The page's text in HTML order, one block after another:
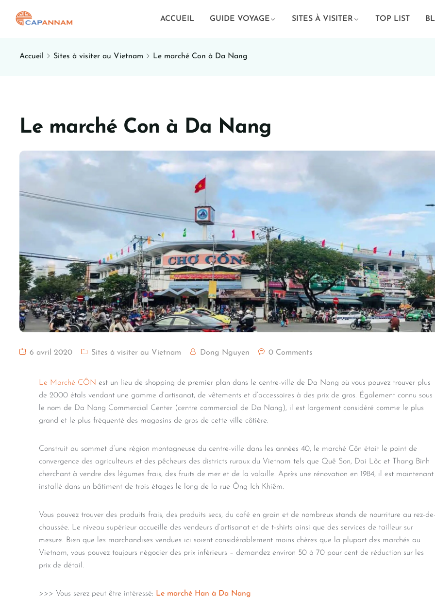
ACCUEIL GUIDE VOYAGE SITES À VISITER TOP LIST
Accueil Sites à visiter au Vietnam Le marché Con à Da Nang
Le marché Con à Da Nang
6 avril 2020 Sites à visiter au Vietnam Dong Nguyen 0 Comments
Le Marché CÔN est un lieu de shopping de premier plan dans le centre-ville de Da Nang où vous pouvez trouver plus
de 2000 étals vendant une gamme d’artisanat, de vêtements et d’accessoires à des prix de gros. Également connu sous
le nom de Da Nang Commercial Center (centre commercial de Da Nang), il est largement considéré comme le plus
grand et le plus fréquenté des magasins de gros de cette ville côtière.
Construit au sommet d’une région montagneuse du centre-ville dans les années 40, le marché Côn était le point de
convergence des agriculteurs et des pêcheurs des districts ruraux du Vietnam tels que Quê Son, Dai Lôc et Thang Binh
cherchant à vendre des légumes frais, des fruits de mer et de la volaille. Après une rénovation en 1984, il est maintenant
installé dans un bâtiment de trois étages le long de la rue Ông Ich Khiêm.
Vous pouvez trouver des produits frais, des produits secs, du café en grain et de nombreux stands de nourriture au rez-
chaussée. Le niveau supérieur accueille des vendeurs d’artisanat et de t-shirts ainsi que des services de tailleur sur
mesure. Bien que les marchandises vendues ici soient considérablement moins chères que la plupart des marchés au
Vietnam, vous pouvez toujours négocier des prix inférieurs – demandez environ 50 à 70 pour cent de réduction sur les
prix de détail.
>>> Vous serez peut être intéressé: Le marché Han à Da Nang